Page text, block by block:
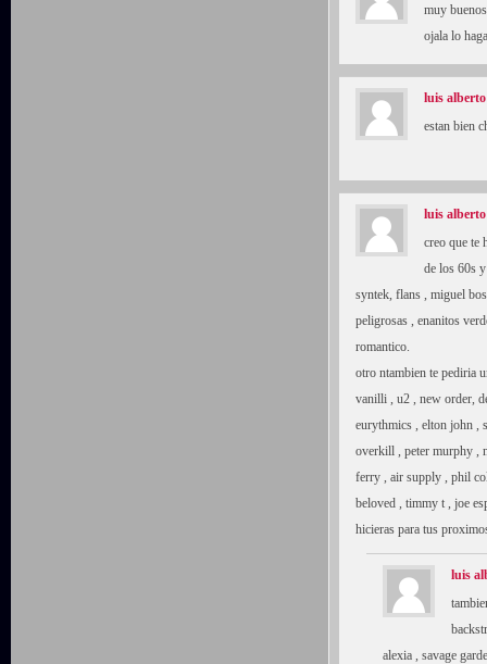
muy
ojala lo
luis
estan bien
luis
creo que te
de los 60s
syntek, flans , miguel
peligrosas , enanitos
romantico.
otro ntambien te pediria
vanilli , u2 , new order,
eurythmics , elton john ,
overkill , peter murphy ,
ferry , air supply , phil
beloved , timmy t , joe
hicieras para tus
luis
alexia , savage